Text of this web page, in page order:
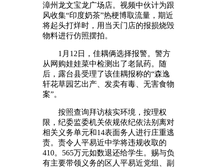
漳州龙文宝龙广场店。视频中伙计为跟
风收集“印度奶茶”热梗博取流量，期近
将起头打烊时，用当天门店的报损烧毁
物料进行仿照摆拍。
1月12日，佳耦俩选择报警。警方
从网购娃娃菜中检测出了老鼠药。随
后，露台县受理了该佳耦报称的“森逸
轩花草园艺出产、发卖有毒、无害食物
案”。
按照查询拜访核实环境，按理权
限，纪委监委机关依规依纪依法别离对
相关义务单元和14表面务人进行庄重逃
责。责令人平易近中学将违规收取的
410。565万元如数退还给学生。赐与负
有主要带领义务的区人平易近党组、副